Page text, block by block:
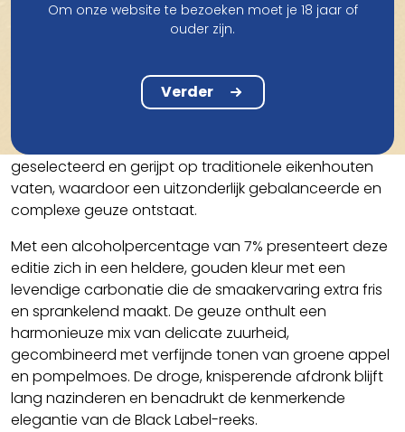
Smaak
exclusief meesterwerk van Brouwerij Boon, gelegen in
het schilderachtige Lembeek, België. Deze bijzondere
van één, twee en drie jaar oud worden zorgvuldig
geselecteerd en gerijpt op traditionele eikenhouten
vaten, waardoor een uitzonderlijk gebalanceerde en
complexe geuze ontstaat.
Met een alcoholpercentage van 7% presenteert deze
editie zich in een heldere, gouden kleur met een
levendige carbonatie die de smaakervaring extra fris
en sprankelend maakt. De geuze onthult een
harmonieuze mix van delicate zuurheid,
gecombineerd met verfijnde tonen van groene appel
en pompelmoes. De droge, knisperende afdronk blijft
lang nazinderen en benadrukt de kenmerkende
elegantie van de Black Label-reeks.
Om onze website te bezoeken moet je 18 jaar of
ouder zijn.
Verder